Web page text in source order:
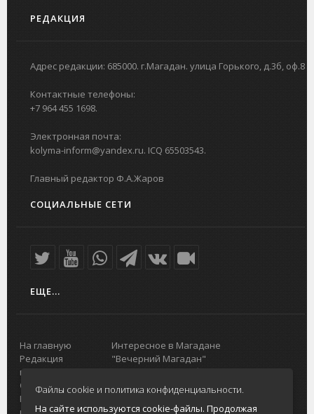
РЕДАКЦИЯ
Адрес редакции: 685000. г.Магадан. улица Горького, д.3б, оф.8
Контактные телефоны:
+7 964 455 1698.
Электронная почта:
kolyma-inform@yandex.ru. ICQ 65503543.
Главный редактор Ф.А.Жаров
СОЦИАЛЬНЫЕ СЕТИ
ЕЩЕ...
На главную
Редакция
портала
О проекте
Реклама на
Интересное в Магадане
"Вечерний Магадан"
Реклама
Главный туристический портал
Файлы cookie и политика конфиденциальности.
На сайте используются cookie-файлы. Продолжая